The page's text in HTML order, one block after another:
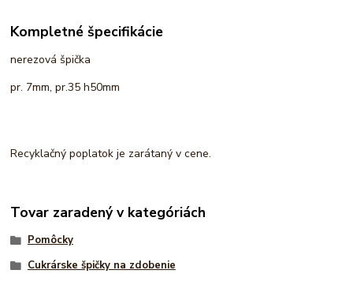
Kompletné špecifikácie
nerezová špička
pr. 7mm, pr.35 h50mm
Recyklačný poplatok je zarátaný v cene.
Tovar zaradený v kategóriách
Pomôcky
Cukrárske špičky na zdobenie